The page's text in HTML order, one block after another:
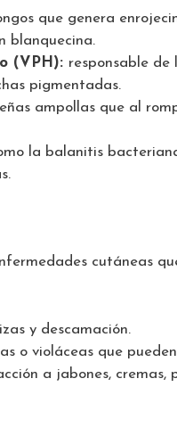
que genera
blanquecina.
(VPH): responsable de
pigmentadas.
ampollas que al
la balanitis
cutáneas
y descamación.
o violáceas que
a jabones, cremas,